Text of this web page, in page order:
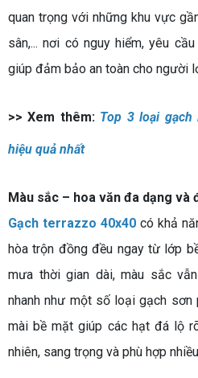
quan trọng với những khu vực
sân,... nơi có nguy hiểm, yêu
giúp đảm bảo an toàn cho người
>> Xem thêm: Top 3 loại
hiệu quả nhất
Màu sắc – hoa văn đa dạng và
Gạch terrazzo 40x40 có khả
hòa trộn đồng đều ngay từ lớp
mưa thời gian dài, màu sắc
nhanh như một số loại gạch sơn
mài bề mặt giúp các hạt đá lộ
nhiên, sang trọng và phù hợp